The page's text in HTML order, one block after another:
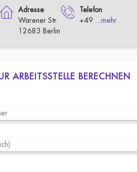
Adresse
Warener Str.
12683 Berlin
Telefon
+49 ...mehr
ARBEITSSTELLE BERECHNEN